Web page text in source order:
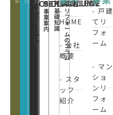
WORKSCONATCT
CLOSE
CONCEPT
私
た
ち
に
つ
い
て
SERVICE
事
業
案
内
KNOWLEDE
基
礎
知
識
COLUMN
リ
フ
ォ
ー
ム
の
コ
ラ
ム
-
HOME
- 会社
概要
- スタ
ッフ
紹介
- 戸建
てリ
フォ
ーム
- マン
ショ
ンリ
フォ
ーム